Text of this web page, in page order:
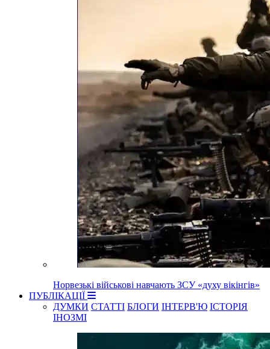
Норвезькі військові навчають ЗСУ «духу вікінгів»
ПУБЛІКАЦІЇ
ДУМКИ СТАТТІ БЛОГИ ІНТЕРВ'Ю ІСТОРІЯ
ІНОЗМІ